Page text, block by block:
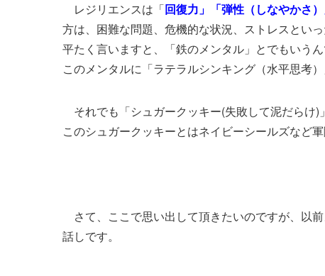
レジリエンスは「回復力」「弾性（しなやかさ）
方は、困難な問題、危機的な状況、ストレスとい
平たく言いますと、「鉄のメンタル」とでもいうん
このメンタルに「ラテラルシンキング（水平思考
それでも「シュガークッキー(失敗して泥だらけ)
このシュガークッキーとはネイビーシールズなど
さて、ここで思い出して頂きたいのですが、以
話しです。